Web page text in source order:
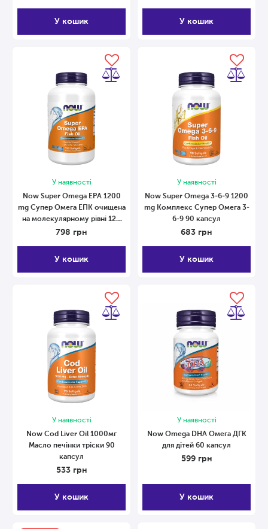
У кошик У кошик
У наявності
Now Super Omega EPA 1200
mg Супер Омега ЕПК очищена
на молекулярному рівні 120
капсул
798 грн
У кошик
У наявності
Now Super Omega 3-6-9 1200
mg Комплекс Супер Омега 3-
6-9 90 капсул
683 грн
У кошик
У наявності
Now Cod Liver Oil 1000мг
Масло печінки тріски 90
капсул
533 грн
У кошик
У наявності
Now Omega DHA Омега ДГК
для дітей 60 капсул
599 грн
У кошик